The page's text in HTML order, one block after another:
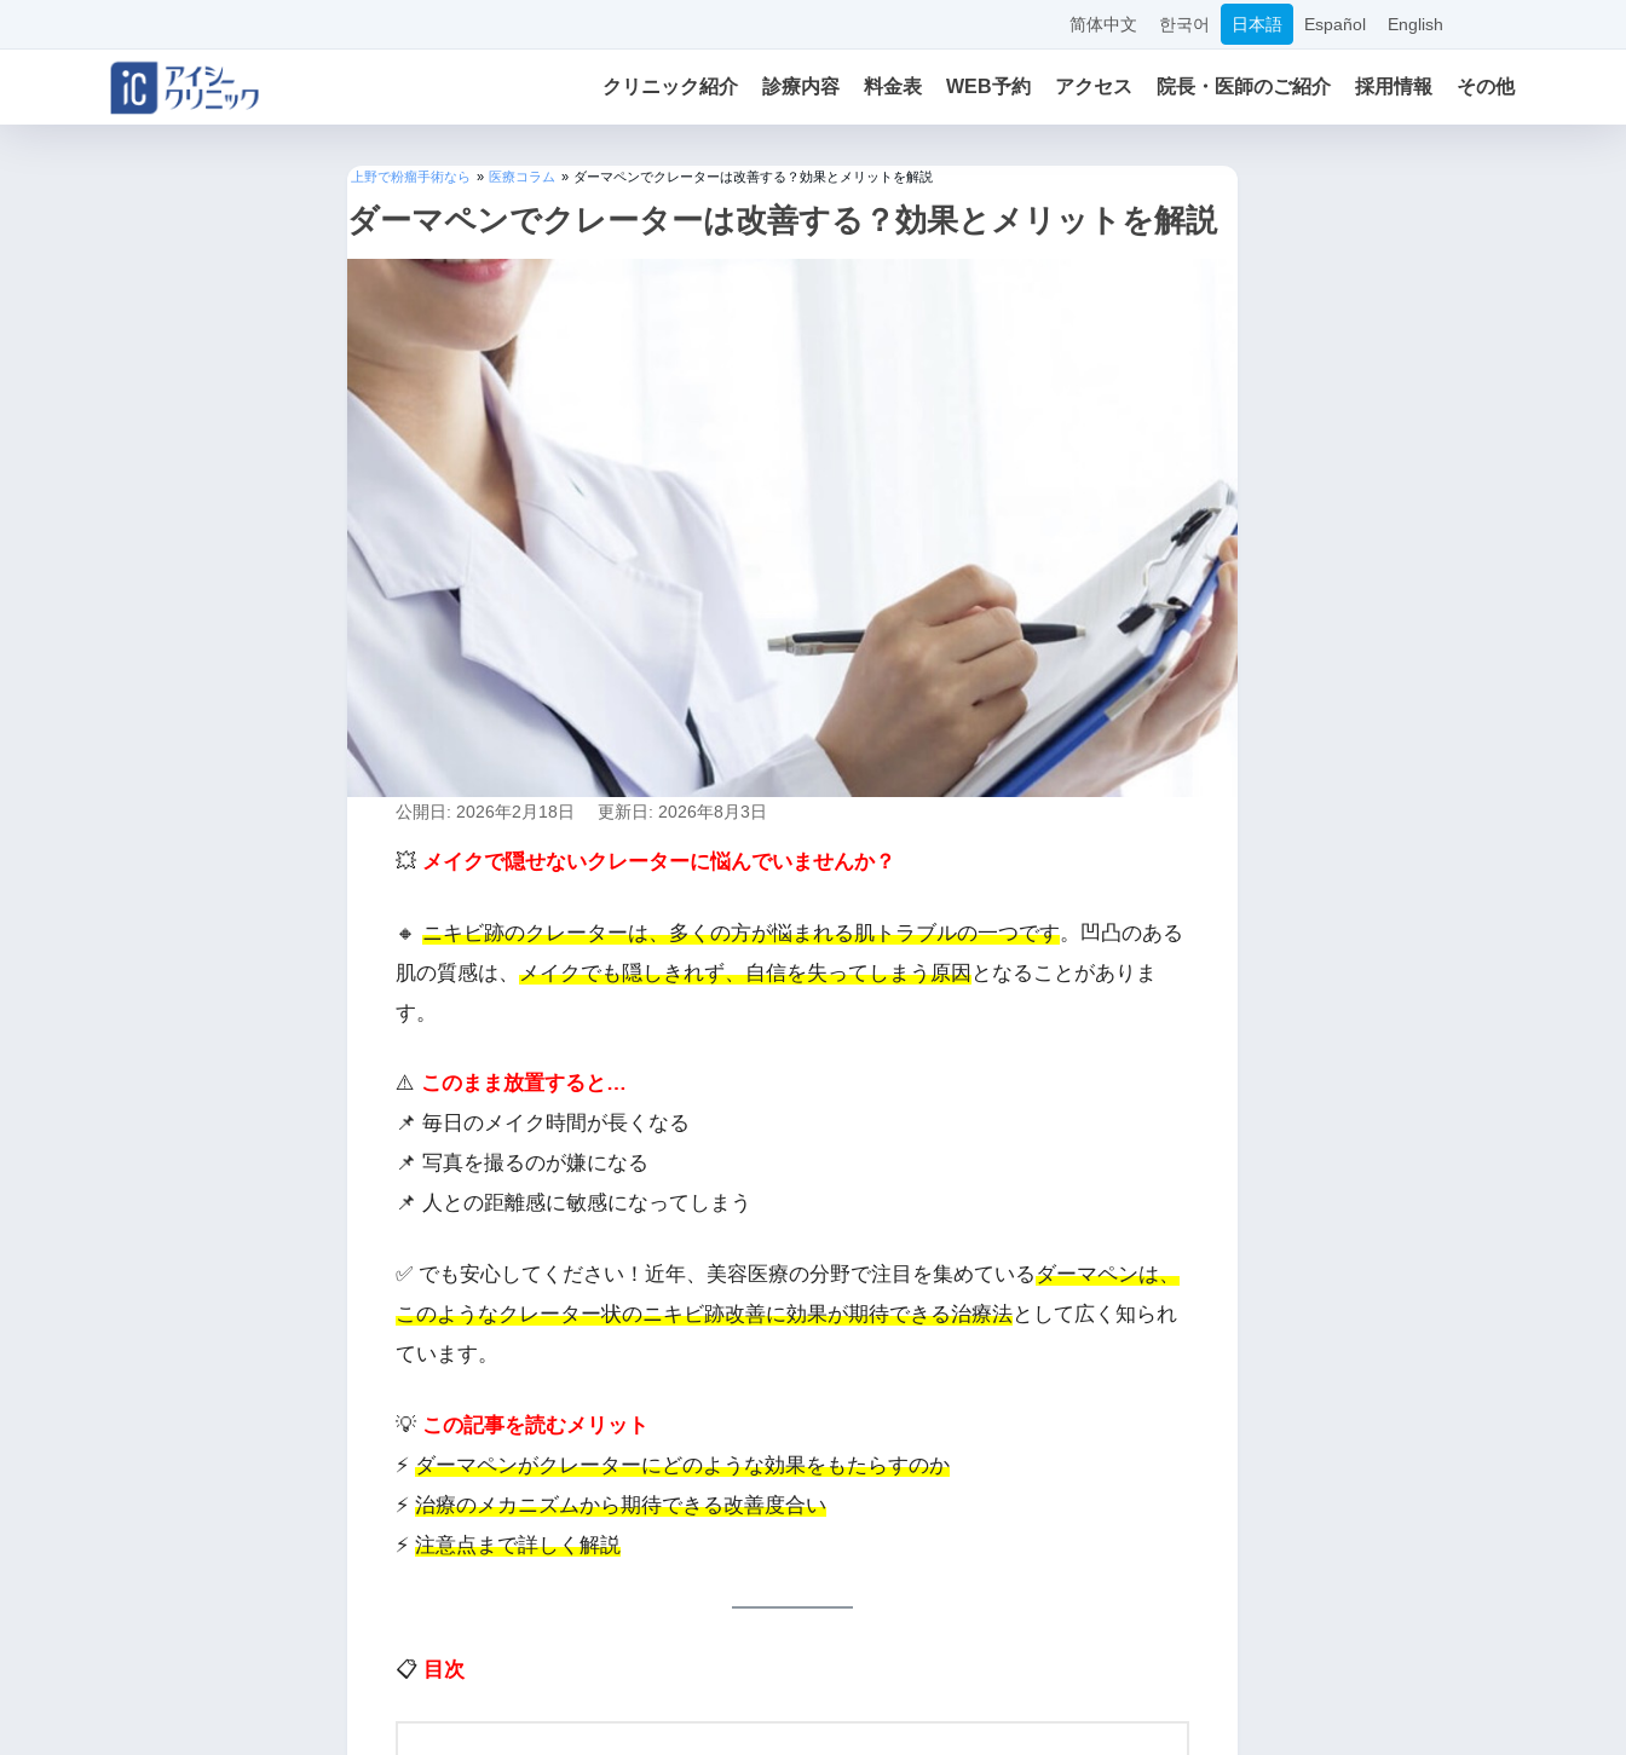
简体中文 한국어 日本語 Español English
クリニック紹介 診療内容 料金表 WEB予約 アクセス 院長・医師のご紹介 採用情報 その他
上野で粉瘤手術なら » 医療コラム » ダーマペンでクレーターは改善する？効果とメリットを解説
ダーマペンでクレーターは改善する？効果とメリットを解説
公開日: 2026年2月18日 更新日: 2026年8月3日
💥 メイクで隠せないクレーターに悩んでいませんか？
🔸 ニキビ跡のクレーターは、多くの方が悩まれる肌トラブルの一つです。凹凸のある
肌の質感は、 メイクでも隠しきれず、自信を失ってしまう原因となることがありま
す。
⚠️ このまま放置すると…
📌 毎日のメイク時間が長くなる
📌 写真を撮るのが嫌になる
📌 人との距離感に敏感になってしまう
✅ でも安心してください！近年、美容医療の分野で注目を集めているダーマペンは、
このようなクレーター状のニキビ跡改善に効果が期待できる治療法として広く知られ
ています。
💡 この記事を読むメリット
⚡ ダーマペンがクレーターにどのような効果をもたらすのか
⚡ 治療のメカニズムから期待できる改善度合い
⚡ 注意点まで詳しく解説
📋 目次